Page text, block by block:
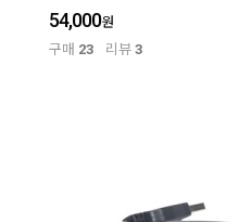
54,000원
구매 23 리뷰 3